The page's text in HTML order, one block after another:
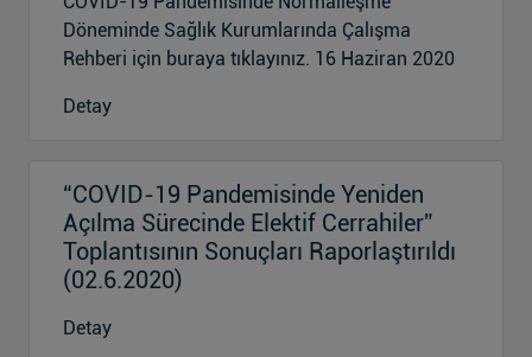
Döneminde Sağlık Kurumlarında Çalışma
Rehberi için buraya tıklayınız. 16 Haziran 2020
Detay
“COVID-19 Pandemisinde Yeniden
Açılma Sürecinde Elektif Cerrahiler”
Toplantısının Sonuçları Raporlaştırıldı
(02.6.2020)
Detay